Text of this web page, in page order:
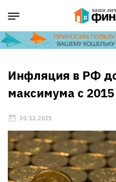
Инфляция в РФ
максимума с
30.12.2021